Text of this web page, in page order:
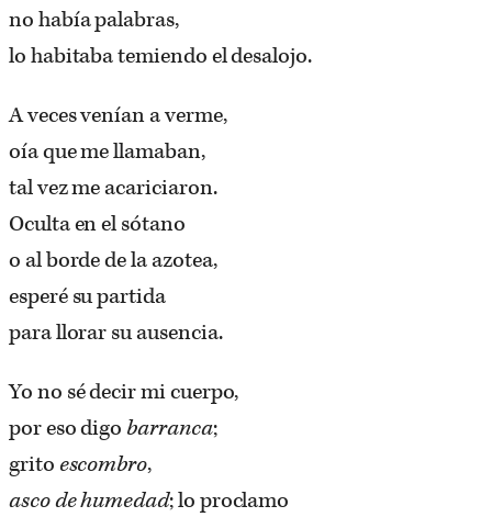
no había palabras,
lo habitaba temiendo el desalojo.
A veces venían a verme,
oía que me llamaban,
tal vez me acariciaron.
Oculta en el sótano
o al borde de la azotea,
esperé su partida
para llorar su ausencia.
Yo no sé decir mi cuerpo,
por eso digo barranca;
gritoescombro,
asco de humedad; lo proclamo